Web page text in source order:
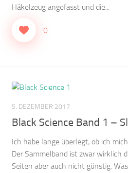
Häkelzeug angefasst und die...
0
5. DEZEMBER 2017
Black Science Band 1 –
Ich habe lange überlegt, ob ich
Der Sammelband ist zwar wirklich
Seiten aber auch nicht günstig.